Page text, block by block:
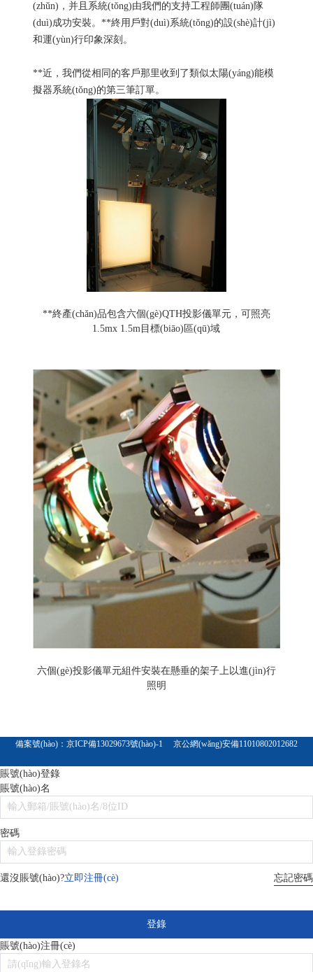
(zhǔn)，并且系統(tǒng)由我們的支持工程師團(tuán)隊
(duì)成功安裝。**終用戶對(duì)系統(tǒng)的設(shè)計(jì)
和運(yùn)行印象深刻。
**近，我們從相同的客戶那里收到了類似太陽(yáng)能模
擬器系統(tǒng)的第三筆訂單。
**終產(chǎn)品包含六個(gè)QTH投影儀單元，可照亮
1.5mx 1.5m目標(biāo)區(qū)域
六個(gè)投影儀單元組件安裝在懸垂的架子上以進(jìn)行
照明
備案號(hào)： 京ICP備13029673號(hào)-1 京公網(wǎng)安備11010802012682
賬號(hào)登錄
賬號(hào)名
密碼
還沒賬號(hào)?立即注冊(cè) 忘記密碼
登錄
賬號(hào)注冊(cè)